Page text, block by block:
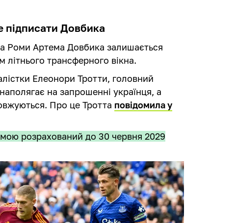
підписати Довбика
Роми Артема Довбика залишається
трансферного вікна.
Елеонори Тротти, головний
на запрошенні українця, а
Про це Тротта повідомила у
розрахований до 30 червня 2029